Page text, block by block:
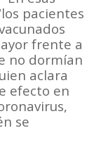
pacientes
frente a
no dormían
aclara
efecto en
se